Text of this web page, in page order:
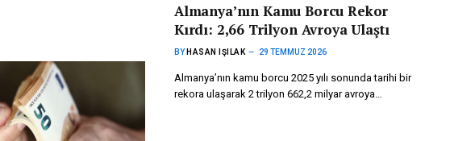
Almanya’nın Kamu Borcu Rekor
Kırdı: 2,66 Trilyon Avroya Ulaştı
BY HASAN IŞILAK 29 TEMMUZ 2026
Almanya’nın kamu borcu 2025 yılı sonunda tarihi bir
rekora ulaşarak 2 trilyon 662,2 milyar avroya…